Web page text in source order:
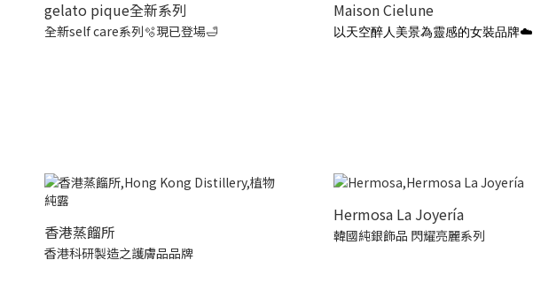
gelato pique全新系列
全新self care系列🫧現已登場🛁
Maison Cielune
以天空醉人美景為靈感的女裝品牌☁️
香港蒸餾所
香港科研製造之護膚品品牌
Hermosa La Joyería
韓國純銀飾品 閃耀亮麗系列